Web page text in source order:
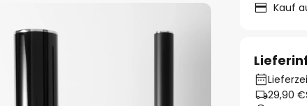
Kauf
29,90 €